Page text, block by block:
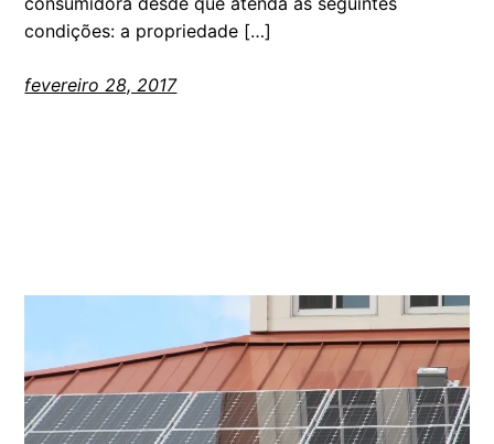
condições: a propriedade […]
fevereiro 28, 2017